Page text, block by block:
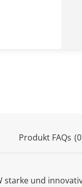
Produkt FAQs
starke und